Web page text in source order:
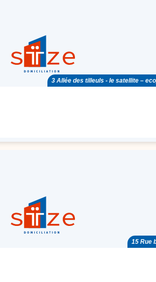
3 Allée des tilleuls - le satellite –
15 Rue